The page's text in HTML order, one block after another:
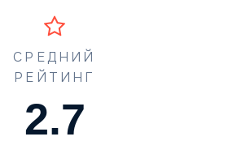
СРЕДНИЙ
РЕЙТИНГ
4.0